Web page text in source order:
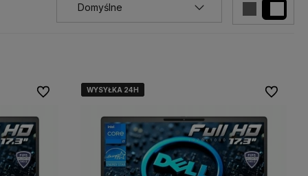
produkty do listy z poprzedniej sesji.
Do ulubionychWYSYŁKA 24H
WYSYŁKA 24H
WYSYŁKA 24H
WYSYŁKA 24H Do